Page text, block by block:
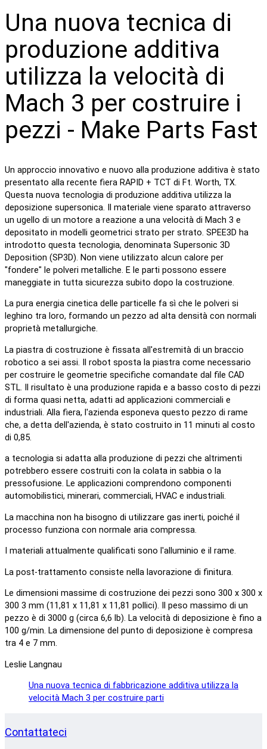
Una nuova tecnica di
produzione additiva
utilizza la velocità di
Mach 3 per costruire i
pezzi - Make Parts Fast
Un approccio innovativo e nuovo alla produzione additiva è stato
presentato alla recente fiera RAPID + TCT di Ft. Worth, TX.
Questa nuova tecnologia di produzione additiva utilizza la
deposizione supersonica. Il materiale viene sparato attraverso
un ugello di un motore a reazione a una velocità di Mach 3 e
depositato in modelli geometrici strato per strato. SPEE3D ha
introdotto questa tecnologia, denominata Supersonic 3D
Deposition (SP3D). Non viene utilizzato alcun calore per
"fondere" le polveri metalliche. E le parti possono essere
maneggiate in tutta sicurezza subito dopo la costruzione.
La pura energia cinetica delle particelle fa sì che le polveri si
leghino tra loro, formando un pezzo ad alta densità con normali
proprietà metallurgiche.
La piastra di costruzione è fissata all'estremità di un braccio
robotico a sei assi. Il robot sposta la piastra come necessario
per costruire le geometrie specifiche comandate dal file CAD
STL. Il risultato è una produzione rapida e a basso costo di pezzi
di forma quasi netta, adatti ad applicazioni commerciali e
industriali. Alla fiera, l'azienda esponeva questo pezzo di rame
che, a detta dell'azienda, è stato costruito in 11 minuti al costo
di 0,85.
a tecnologia si adatta alla produzione di pezzi che altrimenti
potrebbero essere costruiti con la colata in sabbia o la
pressofusione. Le applicazioni comprendono componenti
automobilistici, minerari, commerciali, HVAC e industriali.
La macchina non ha bisogno di utilizzare gas inerti, poiché il
processo funziona con normale aria compressa.
I materiali attualmente qualificati sono l'alluminio e il rame.
La post-trattamento consiste nella lavorazione di finitura.
Le dimensioni massime di costruzione dei pezzi sono 300 x 300 x
300 3 mm (11,81 x 11,81 x 11,81 pollici). Il peso massimo di un
pezzo è di 3000 g (circa 6,6 lb). La velocità di deposizione è fino a
100 g/min. La dimensione del punto di deposizione è compresa
tra 4 e 7 mm.
Leslie Langnau
Una nuova tecnica di fabbricazione additiva utilizza la
velocità Mach 3 per costruire parti
Contattateci